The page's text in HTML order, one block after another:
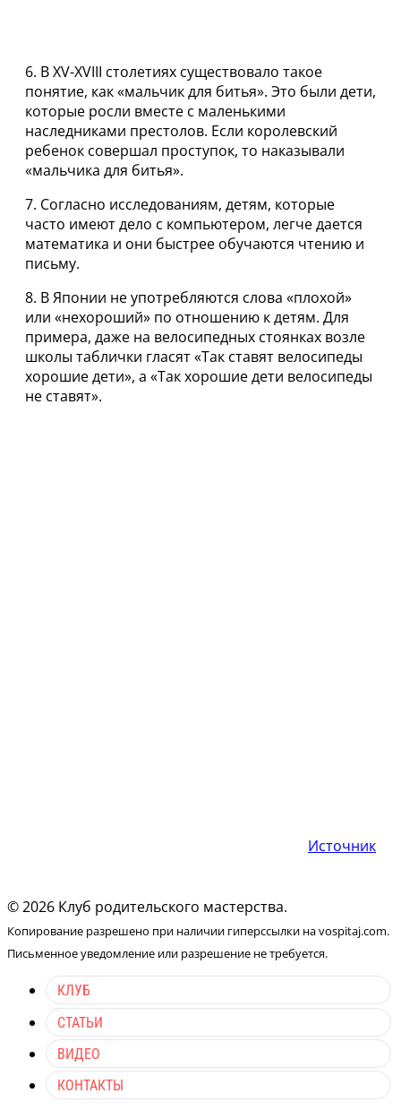
6. В XV-XVIII столетиях существовало такое
понятие, как «мальчик для битья». Это были дети,
которые росли вместе с маленькими
наследниками престолов. Если королевский
ребенок совершал проступок, то наказывали
«мальчика для битья».
7. Согласно исследованиям, детям, которые
часто имеют дело с компьютером, легче дается
математика и они быстрее обучаются чтению и
письму.
8. В Японии не употребляются слова «плохой»
или «нехороший» по отношению к детям. Для
примера, даже на велосипедных стоянках возле
школы таблички гласят «Так ставят велосипеды
хорошие дети», а «Так хорошие дети велосипеды
не ставят».
Источник
© 2026 Клуб родительского мастерства.
Копирование разрешено при наличии гиперссылки на vospitaj.com.
Письменное уведомление или разрешение не требуется.
КЛУБ
СТАТЬИ
ВИДЕО
КОНТАКТЫ